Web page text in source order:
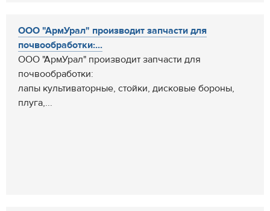
ООО "АрмУрал" производит запчасти для
почвообработки:...
ООО "АрмУрал" производит запчасти для
почвообработки:
лапы культиваторные, стойки, дисковые бороны,
плуга,...